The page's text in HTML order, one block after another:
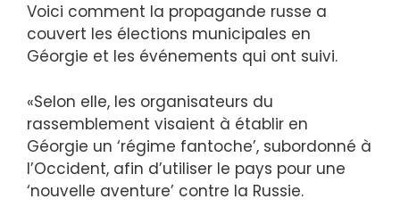
Voici comment la propagande russe a
couvert les élections municipales en
Géorgie et les événements qui ont suivi.
«Selon elle, les organisateurs du
rassemblement visaient à établir en
Géorgie un ‘régime fantoche’, subordonné à
l’Occident, afin d’utiliser le pays pour une
‘nouvelle aventure’ contre la Russie.